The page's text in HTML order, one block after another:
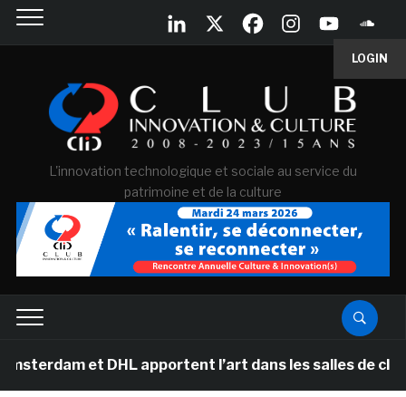
LOGIN
L'innovation technologique et sociale au service du
patrimoine et de la culture
et DHL apportent l’art dans les salles de classe des